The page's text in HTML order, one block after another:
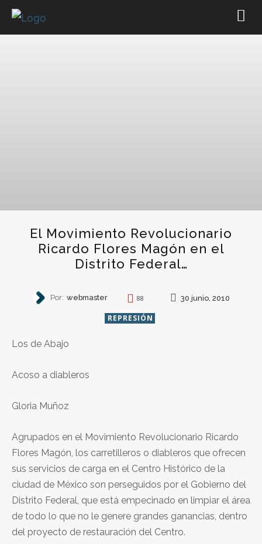
El Movimiento Revolucionario
Ricardo Flores Magón en el
Distrito Federal…
Por: webmaster 88 30 junio, 2010
REPRESIÓN
Los de Abajo
Acoso a diableros
Gloria Muñoz
Agrupados en el Movimiento Revolucionario Ricardo
Flores Magón, los carretilleros o diableros que ofrecen
sus servicios de carga en el Centro Histórico de la
ciudad de México son perseguidos por el Gobierno del
Distrito Federal, que está empecinado en limpiar el área
de todo lo que no le genere grandes ganancias, dentro
del proyecto de restauración del Centro.